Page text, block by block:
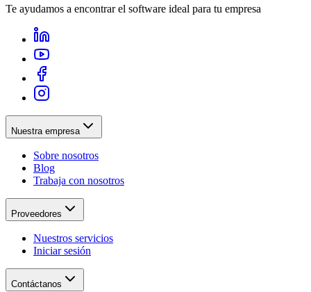
Te ayudamos a encontrar el software ideal para tu empresa
Nuestra empresa
Sobre nosotros
Blog
Trabaja con nosotros
Proveedores
Nuestros servicios
Iniciar sesión
Contáctanos